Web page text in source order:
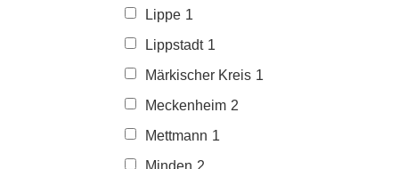
Lippe 1
Lippstadt 1
Märkischer Kreis 1
Meckenheim 2
Mettmann 1
Minden 2